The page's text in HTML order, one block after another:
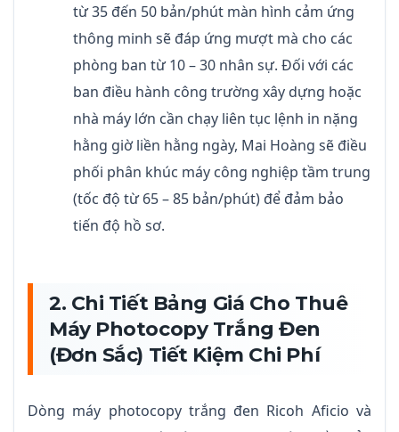
từ 35 đến 50 bản/phút màn hình cảm ứng
thông minh sẽ đáp ứng mượt mà cho các
phòng ban từ 10 – 30 nhân sự. Đối với các
ban điều hành công trường xây dựng hoặc
nhà máy lớn cần chạy liên tục lệnh in nặng
hằng giờ liền hằng ngày, Mai Hoàng sẽ điều
phối phân khúc máy công nghiệp tầm trung
(tốc độ từ 65 – 85 bản/phút) để đảm bảo
tiến độ hồ sơ.
2. Chi Tiết Bảng Giá Cho Thuê
Máy Photocopy Trắng Đen
(Đơn Sắc) Tiết Kiệm Chi Phí
Dòng máy photocopy trắng đen Ricoh Aficio và